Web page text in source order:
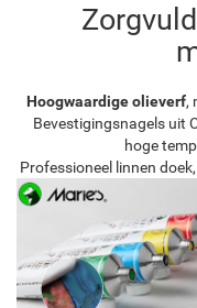
Hoogwaardige olieverf,
Bevestigingsnagels uit
hoge
Professioneel linnen